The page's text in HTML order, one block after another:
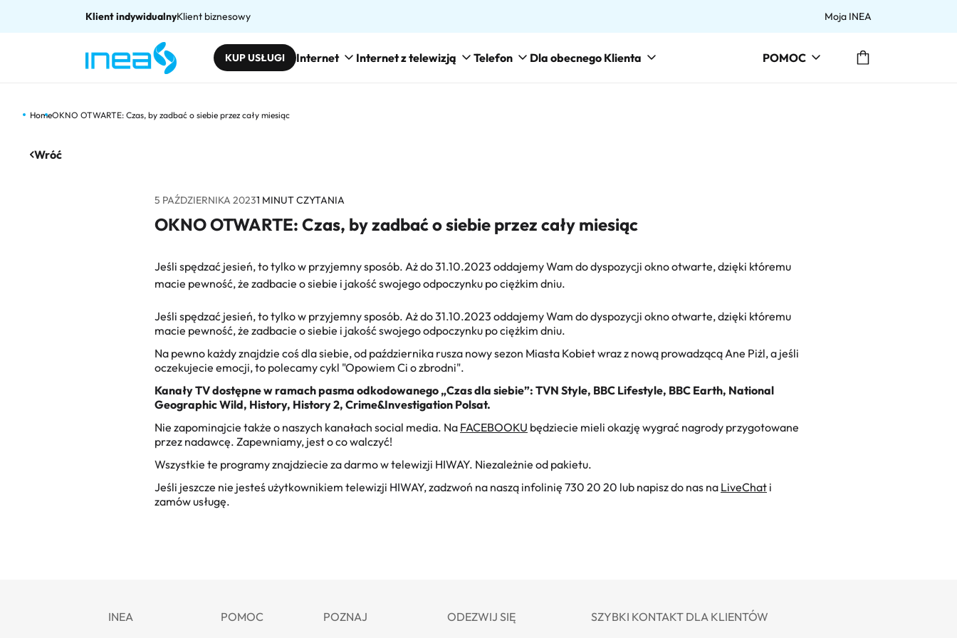
Klient indywidualnyKlient biznesowy Moja INEA
KUP USŁUGI Internet Internet z telewizją Telefon Dla obecnego Klienta POMOC
HomeOKNO OTWARTE: Czas, by zadbać o siebie przez cały miesiąc
Wróć
5 PAŹDZIERNIKA 20231 MINUT CZYTANIA
OKNO OTWARTE: Czas, by zadbać o siebie przez cały miesiąc
Jeśli spędzać jesień, to tylko w przyjemny sposób. Aż do 31.10.2023 oddajemy Wam do dyspozycji okno otwarte, dzięki któremu
macie pewność, że zadbacie o siebie i jakość swojego odpoczynku po ciężkim dniu.
Jeśli spędzać jesień, to tylko w przyjemny sposób. Aż do 31.10.2023 oddajemy Wam do dyspozycji okno otwarte, dzięki któremu
macie pewność, że zadbacie o siebie i jakość swojego odpoczynku po ciężkim dniu.
Na pewno każdy znajdzie coś dla siebie, od października rusza nowy sezon Miasta Kobiet wraz z nową prowadzącą Ane Piżl, a jeśli
oczekujecie emocji, to polecamy cykl "Opowiem Ci o zbrodni".
Kanały TV dostępne w ramach pasma odkodowanego „Czas dla siebie”: TVN Style, BBC Lifestyle, BBC Earth, National
Geographic Wild, History, History 2, Crime&Investigation Polsat.
Nie zapominajcie także o naszych kanałach social media. Na FACEBOOKU będziecie mieli okazję wygrać nagrody przygotowane
przez nadawcę. Zapewniamy, jest o co walczyć!
Wszystkie te programy znajdziecie za darmo w telewizji HIWAY. Niezależnie od pakietu.
Jeśli jeszcze nie jesteś użytkownikiem telewizji HIWAY, zadzwoń na naszą infolinię 730 20 20 lub napisz do nas na LiveChat i
zamów usługę.
INEA POMOC POZNAJ ODEZWIJ SIĘ SZYBKI KONTAKT DLA KLIENTÓW